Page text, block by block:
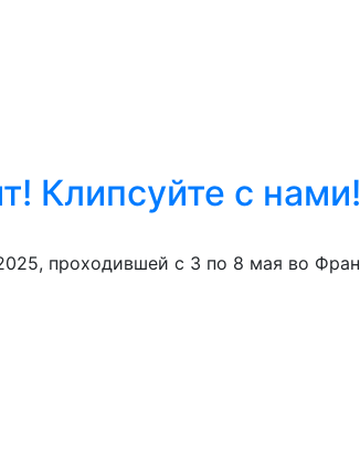
Клипсуйте с нами!
проходившей с 3 по 8 мая во